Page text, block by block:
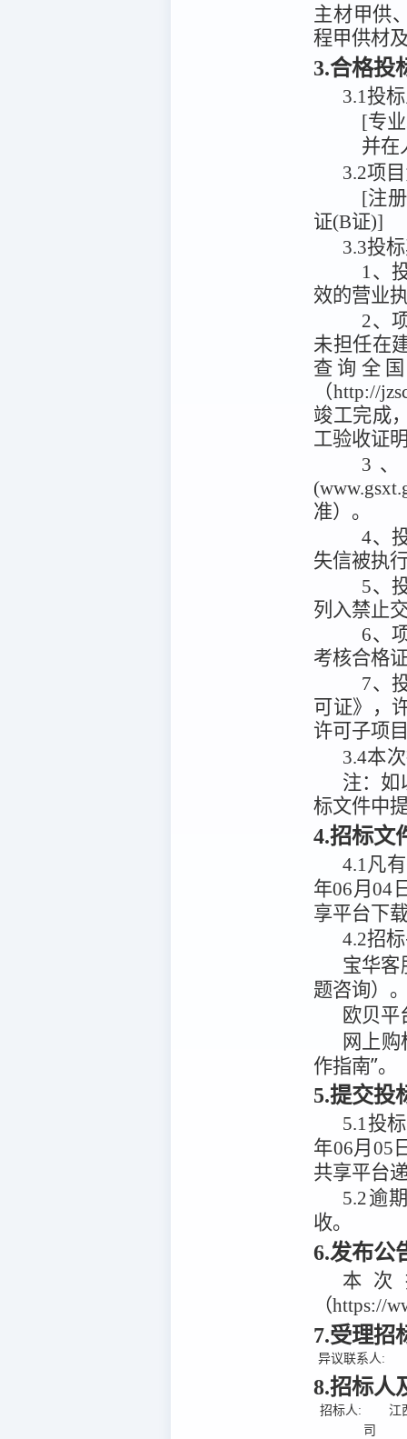
主材甲供
程甲供材
3.合格投
3.1投
[专
并在
3.2项
[注
证(B证)]
3.3投
1、
效的营业
2、
未担任在
查询全
（http://
竣工完成
工验收证
3
准）。
4、
失信被执
5、
列入禁止
6、
考核合格
7、
可证》，
许可子项
3.4本
注： 如
标文件中
4.招标文
4.1 凡
年06月04
享平台下
4.2招
宝华客
题咨询）
欧贝平
网上
作指南”。
5.提交投
5.1 投
年06月05
共享平台
5.2逾
收。
6.发布公
本
（https://
7.受理招
异议联系人:
8.招标人
招标人:
江
司